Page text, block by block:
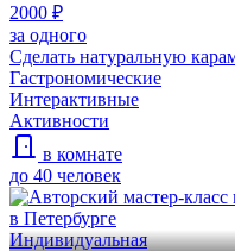
2000 ₽
за одного
Сделать натуральную
Гастрономические
Интерактивные
Активности
в комнате
до 40 человек
Индивидуальная